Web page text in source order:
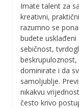
Imate talent za
kreativni,
razumno se
budete
sebičnost,
dominirate i da
samoljublje.
nikakvu
često krivo